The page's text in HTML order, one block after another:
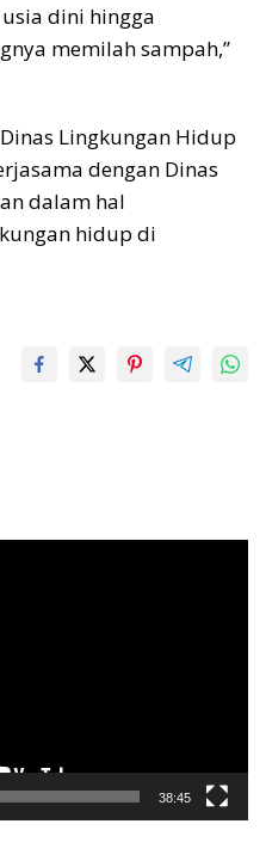
dini hingga
memilah sampah,”
Lingkungan Hidup
dengan Dinas
dalam hal
hidup di
38:45